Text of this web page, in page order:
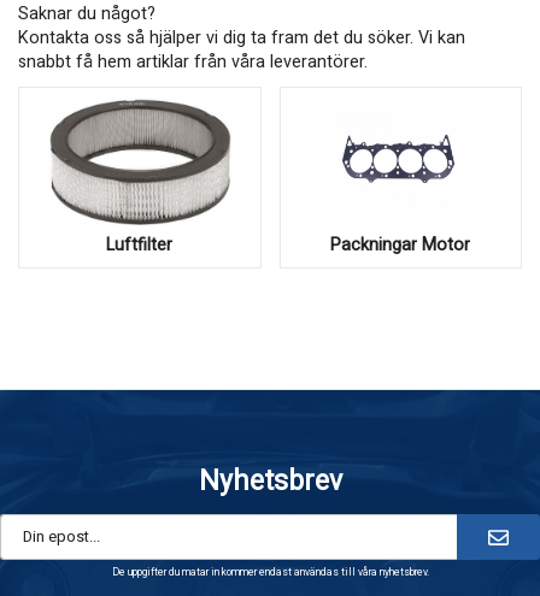
Saknar du något?
Kontakta oss så hjälper vi dig ta fram det du söker. Vi kan
snabbt få hem artiklar från våra leverantörer.
Luftfilter Packningar Motor
Nyhetsbrev
De uppgifter du matar in kommer endast användas till våra nyhetsbrev.